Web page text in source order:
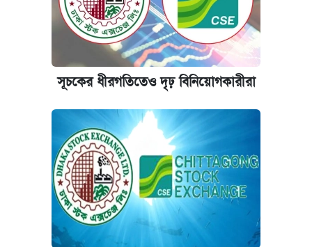
সূচকের ধীরগতিতেও দৃঢ় বিনিয়োগকারীরা